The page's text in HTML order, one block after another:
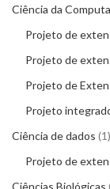
Ciência da
Projeto de
Projeto de
Projeto de
Projeto
Ciência de dados 1
Projeto de
Ciências Biológicas